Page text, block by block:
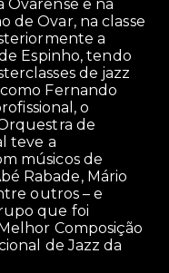
Ovarense e na
de Ovar, na classe
a
Espinho, tendo
de jazz
Fernando
o
de
teve a
músicos de
Rabade, Mário
outros – e
que foi
Composição
de Jazz da